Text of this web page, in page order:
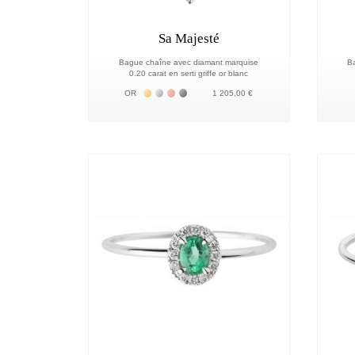
Sa Majesté
Bague chaîne avec diamant marquise
0.20 carat en serti griffe or blanc
OR Жёлтое золото 18К
Белое золото 18К
Розовое золото 18К
Чёрное золото 18К
1 205,00 €